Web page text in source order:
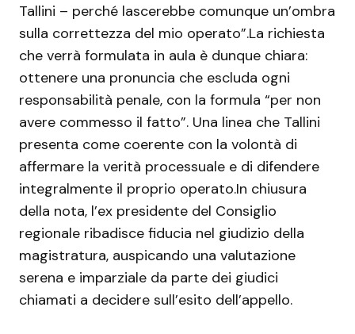
Tallini – perché lascerebbe comunque un’ombra
sulla correttezza del mio operato”.La richiesta
che verrà formulata in aula è dunque chiara:
ottenere una pronuncia che escluda ogni
responsabilità penale, con la formula “per non
avere commesso il fatto”. Una linea che Tallini
presenta come coerente con la volontà di
affermare la verità processuale e di difendere
integralmente il proprio operato.In chiusura
della nota, l’ex presidente del Consiglio
regionale ribadisce fiducia nel giudizio della
magistratura, auspicando una valutazione
serena e imparziale da parte dei giudici
chiamati a decidere sull’esito dell’appello.